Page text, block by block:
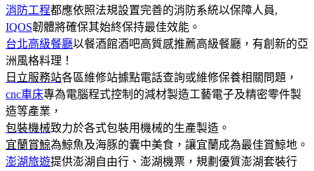
消防工程都應依照法規設置完善的消防系統以保障人員,
IQOS韌體將確保其始終保持最佳效能。
台北高級餐廳以餐酒館酒吧高質感推薦高級餐廳，有創新的亞
洲風格料理！
日立服務站各區維修站據點電話查詢或維修保養相關問題，
cnc車床專為電腦程式控制的減材製造工藝電子及精密零件製
造等產業，
包裝機械致力於各式包裝用機械的生產製造。
宜蘭賞鯨為鯨魚及海豚的囊中美食，讓宜蘭成為最佳賞鯨地。
澎湖旅遊提供澎湖自由行、澎湖機票，規劃優質澎湖套裝行